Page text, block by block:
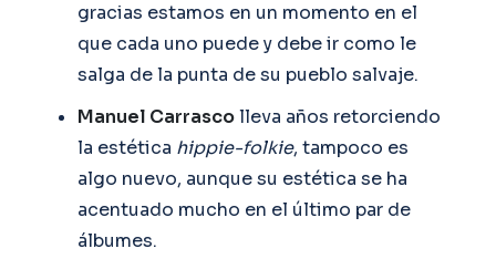
gracias estamos en un momento en el
que cada uno puede y debe ir como le
salga de la punta de su pueblo salvaje.
Manuel Carrascolleva años retorciendo
la estética hippie-folkie, tampoco es
algo nuevo, aunque su estética se ha
acentuado mucho en el último par de
álbumes.